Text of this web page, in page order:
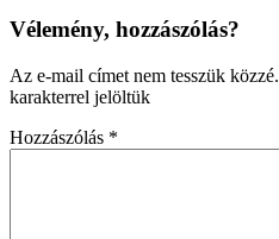
Vélemény, hozzászólás?
Az e-mail címet nem tesszük közzé.
karakterrel jelöltük
Hozzászólás *